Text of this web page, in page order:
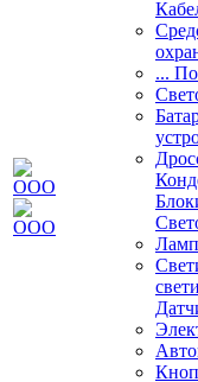
...